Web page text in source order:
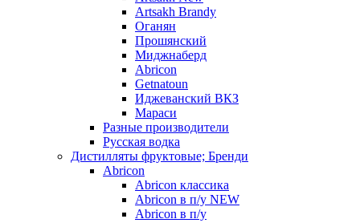
Artsakh Brandy
Оганян
Прошянский
Миджнаберд
Abricon
Getnatoun
Иджеванский ВКЗ
Мараси
Разные производители
Русская водка
Дистилляты фруктовые; Бренди
Abricon
Abricon классика
Abricon в п/у NEW
Abricon в п/у